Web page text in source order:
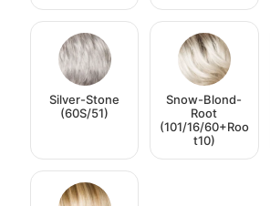
Silver-Stone
(60S/51)
Snow-Blond-
Root
(101/16/60+Roo
t10)